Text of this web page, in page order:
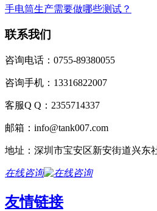
手电筒生产需要做哪些测试？
联系我们
咨询电话：0755-89380055
咨询手机：13316822007
客服Q Q：2355714337
邮箱：info@tank007.com
地址：深圳市宝安区新安街道兴东
在线咨询
友情链接